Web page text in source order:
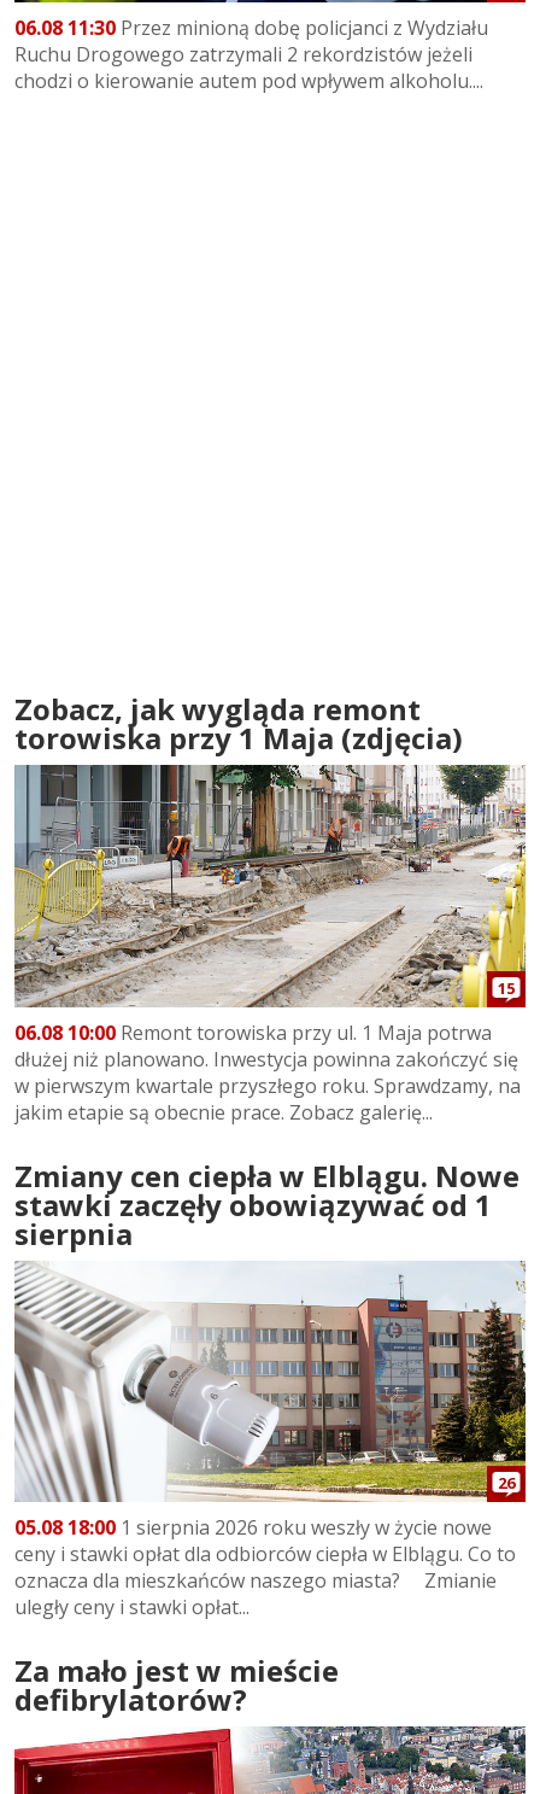
06.08 11:30 Przez minioną dobę policjanci z Wydziału
Ruchu Drogowego zatrzymali 2 rekordzistów jeżeli
chodzi o kierowanie autem pod wpływem alkoholu....
Zobacz, jak wygląda remont
torowiska przy 1 Maja (zdjęcia)
15
06.08 10:00 Remont torowiska przy ul. 1 Maja potrwa
dłużej niż planowano. Inwestycja powinna zakończyć się
w pierwszym kwartale przyszłego roku. Sprawdzamy, na
jakim etapie są obecnie prace. Zobacz galerię...
Zmiany cen ciepła w Elblągu. Nowe
stawki zaczęły obowiązywać od 1
sierpnia
26
05.08 18:00 1 sierpnia 2026 roku weszły w życie nowe
ceny i stawki opłat dla odbiorców ciepła w Elblągu. Co to
oznacza dla mieszkańców naszego miasta? Zmianie
uległy ceny i stawki opłat...
Za mało jest w mieście
defibrylatorów?